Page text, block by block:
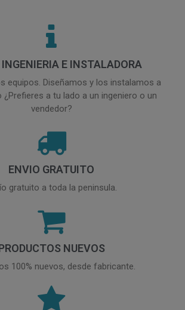
E INSTALADORA
equipos. Diseñamos y los instalamos a
¿Prefieres a tu lado a un ingeniero o un
vendedor?
ENVIO GRATUITO
gratuito a toda la peninsula.
NUEVOS
100% nuevos, desde fabricante.